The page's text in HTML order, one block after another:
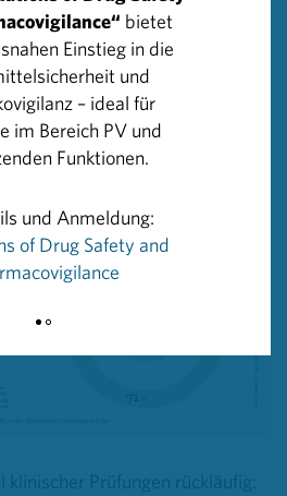
Prüfungen in Österreich
auf die Indikationsgebiete
23% der Studienteilnehmer
zu Onkologie sowie Kardiologie
Teilnehmer besetzen mit
den dritten
Prüfungen rückläufig:
bietet
Einstieg in die
und
– ideal für
im Bereich PV und
Funktionen.
und Anmeldung:
of Drug Safety and